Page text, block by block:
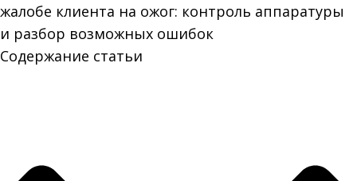
жалобе клиента на ожог: контроль аппаратуры
и разбор возможных ошибок
Содержание статьи